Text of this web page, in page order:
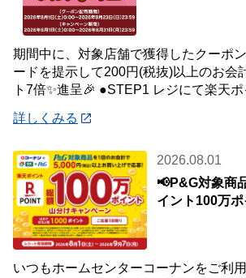
期間中に、対象店舗で獲得したクーポ
ードを提示して200円(税抜)以上のお会
ト7倍✨進呈🎉 ●STEP1 レジにて楽天ポイントカードを提
詳しくみる
2026.08.01
📢P&G対象商
イント100万
いつもホームセンターコーナンをご利